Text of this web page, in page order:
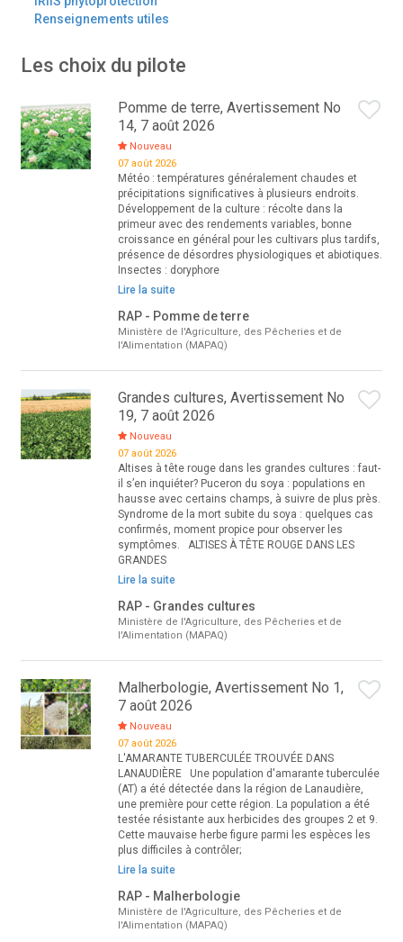
Renseignements utiles
Les choix du pilote
Pomme de terre, Avertissement No
14, 7 août 2026
Nouveau
07 août 2026
Météo : températures généralement chaudes et
précipitations significatives à plusieurs endroits.
Développement de la culture : récolte dans la
primeur avec des rendements variables, bonne
croissance en général pour les cultivars plus tardifs,
présence de désordres physiologiques et abiotiques.
Insectes : doryphore
Lire la suite
RAP - Pomme de terre
Ministère de l'Agriculture, des Pêcheries et de
l'Alimentation (MAPAQ)
Grandes cultures, Avertissement No
19, 7 août 2026
Nouveau
07 août 2026
Altises à tête rouge dans les grandes cultures : faut-
il s’en inquiéter? Puceron du soya : populations en
hausse avec certains champs, à suivre de plus près.
Syndrome de la mort subite du soya : quelques cas
confirmés, moment propice pour observer les
symptômes. ALTISES À TÊTE ROUGE DANS LES
GRANDES
Lire la suite
RAP - Grandes cultures
Ministère de l'Agriculture, des Pêcheries et de
l'Alimentation (MAPAQ)
Malherbologie, Avertissement No 1,
7 août 2026
Nouveau
07 août 2026
L'AMARANTE TUBERCULÉE TROUVÉE DANS
LANAUDIÈRE Une population d'amarante tuberculée
(AT) a été détectée dans la région de Lanaudière,
une première pour cette région. La population a été
testée résistante aux herbicides des groupes 2 et 9.
Cette mauvaise herbe figure parmi les espèces les
plus difficiles à contrôler;
Lire la suite
RAP - Malherbologie
Ministère de l'Agriculture, des Pêcheries et de
l'Alimentation (MAPAQ)